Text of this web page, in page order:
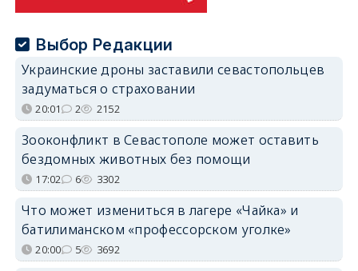
Выбор Редакции
Украинские дроны заставили севастопольцев
задуматься о страховании
20:01 2 2152
Зооконфликт в Севастополе может оставить
бездомных животных без помощи
17:02 6 3302
Что может измениться в лагере «Чайка» и
батилиманском «профессорском уголке»
20:00 5 3692